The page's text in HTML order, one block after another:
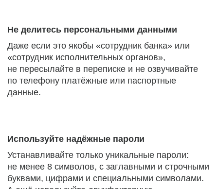
Не делитесь персональными данными
Даже если это якобы «сотрудник банка» или
«сотрудник исполнительных органов»,
не пересылайте в переписке и не озвучивайте
по телефону платёжные или паспортные
данные.
Используйте надёжные пароли
Устанавливайте только уникальные пароли:
не менее 8 символов, с заглавными и строчными
буквами, цифрами и специальными символами.